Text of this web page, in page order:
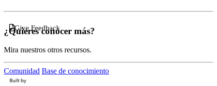
Give Feedback
¿Quieres conocer más?
Mira nuestros otros recursos.
Comunidad Base de conocimiento